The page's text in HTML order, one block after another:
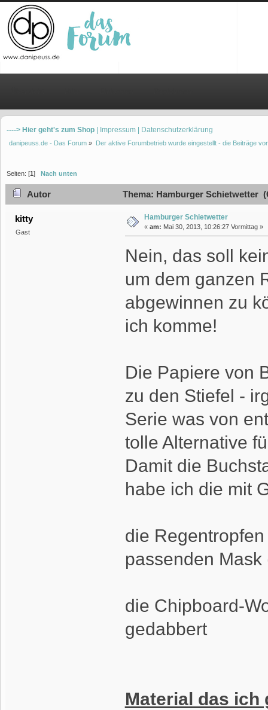
----> Hier geht's zum Shop | Impressum | Datenschutzerklärung
danipeuss.de - Das Forum » Der aktive Forumbetrieb wurde eingestellt - die Beiträge
Seiten: [1] Nach unten
Autor Thema: Hamburger Schietwetter
kitty
Gast
Hamburger Schietwetter
« am: Mai 30, 2013, 10:26:27 Vormittag »
Nein, das soll
um dem ganzen
abgewinnen zu
ich komme!
Die Papiere von
zu den Stiefel -
Serie was von
tolle Alternative
Damit die
habe ich die mit
die
passenden
die Chipboard-
gedabbert
Material das ich